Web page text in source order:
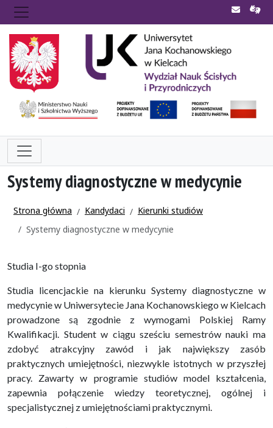
Systemy diagnostyczne w medycynie
Strona główna Kandydaci
Kierunki studiów
Systemy diagnostyczne w medycynie
Studia I-go stopnia
Studia licencjackie na kierunku Systemy diagnostyczne w
medycynie w Uniwersytecie Jana Kochanowskiego w Kielcach
prowadzone są zgodnie z wymogami Polskiej Ramy
Kwalifikacji. Student w ciągu sześciu semestrów nauki ma
zdobyć atrakcyjny zawód i jak największy zasób
praktycznych umiejętności, niezwykle istotnych w przyszłej
pracy. Zawarty w programie studiów model kształcenia,
zapewnia połączenie wiedzy teoretycznej, ogólnej i
specjalistycznej z umiejętnościami praktycznymi.